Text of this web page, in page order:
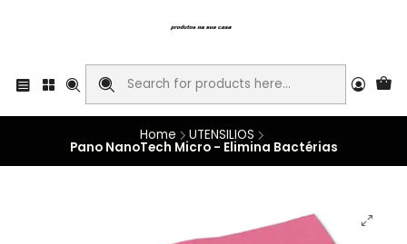
Home UTENSILIOS
Pano NanoTech Micro - Elimina Bactérias